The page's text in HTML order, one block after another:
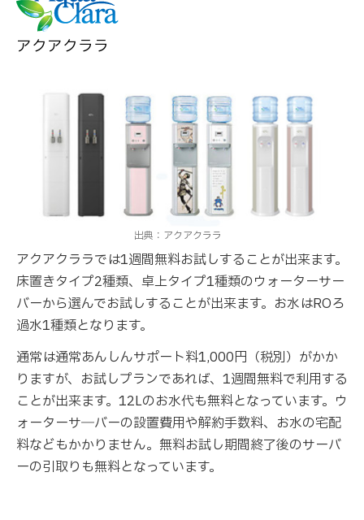
アクアクララ
出典：アクアクララ
アクアクララでは1週間無料お試しすることが出来ます。
床置きタイプ2種類、卓上タイプ1種類のウォーターサー
バーから選んでお試しすることが出来ます。お水はROろ
過水1種類となります。
通常は通常あんしんサポート料1,000円（税別）がかか
りますが、お試しプランであれば、1週間無料で利用する
ことが出来ます。12Lのお水代も無料となっています。ウ
ォーターサ―バーの設置費用や解約手数料、お水の宅配
料などもかかりません。無料お試し期間終了後のサーバ
ーの引取りも無料となっています。